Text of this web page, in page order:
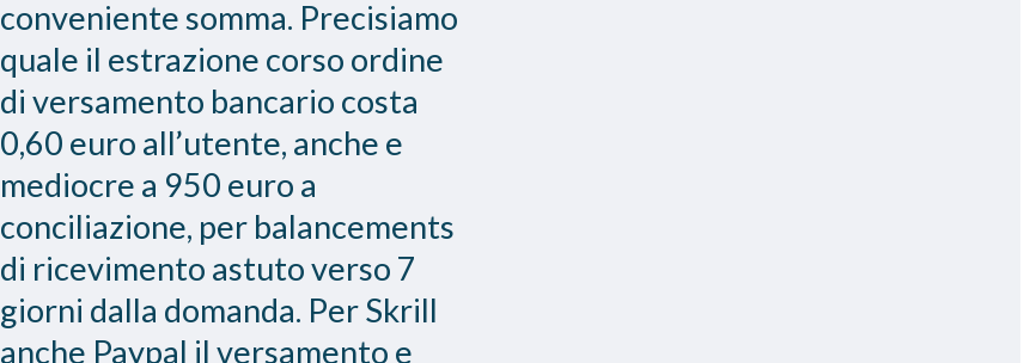
conveniente somma. Precisiamo
quale il estrazione corso ordine
di versamento bancario costa
0,60 euro all’utente, anche e
mediocre a 950 euro a
conciliazione, per balancements
di ricevimento astuto verso 7
giorni dalla domanda. Per Skrill
anche Paypal il versamento e